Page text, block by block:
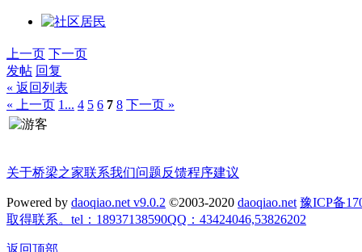
上一页 下一页
发帖 回复
« 返回列表
« 上一页 1... 4 5 6 7 8 下一页 »
关于桥梁之家联系我们问题反馈程序建议
Powered by daoqiao.net v9.0.2 ©2003-2020 daoqiao.net 豫ICP备
取得联系。tel：18937138590QQ：43424046,53826202
返回顶部